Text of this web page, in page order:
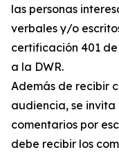
las personas
verbales y/o
certificación 401
a la DWR.
Además de recibir
audiencia, se
comentarios por
debe recibir los